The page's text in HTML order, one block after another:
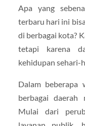
Apa yang
terbaru hari ini
di berbagai kota?
tetapi karena
kehidupan sehari-
Dalam
berbagai daerah
Mulai dari